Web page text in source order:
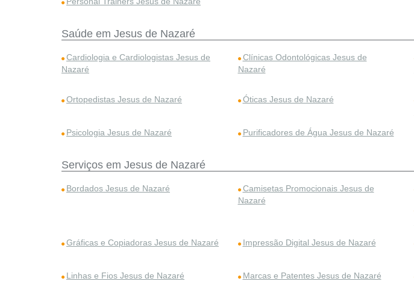
Saúde em Jesus de Nazaré
Cardiologia e Cardiologistas Jesus de
Nazaré
Clínicas Odontológicas Jesus de
Nazaré
Ortopedistas Jesus de Nazaré Óticas Jesus de Nazaré
Psicologia Jesus de Nazaré Purificadores de Água Jesus de Nazaré
Serviços em Jesus de Nazaré
Bordados Jesus de Nazaré
Camisetas Promocionais Jesus de
Nazaré
Gráficas e Copiadoras Jesus de Nazaré Impressão Digital Jesus de Nazaré
Linhas e Fios Jesus de Nazaré Marcas e Patentes Jesus de Nazaré